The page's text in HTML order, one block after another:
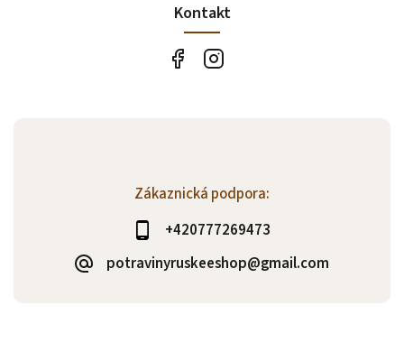
Zákaznická podpora:
+420777269473
potravinyruskeeshop@gmail.com
Kontakt